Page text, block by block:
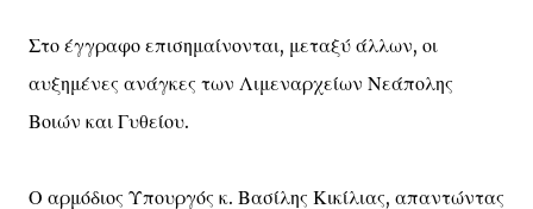
Στο έγγραφο επισημαίνονται, μεταξύ άλλων, οι
αυξημένες ανάγκες των Λιμεναρχείων Νεάπολης
Βοιών και Γυθείου.
Ο αρμόδιος Υπουργός κ. Βασίλης Κικίλιας, απαντώντας